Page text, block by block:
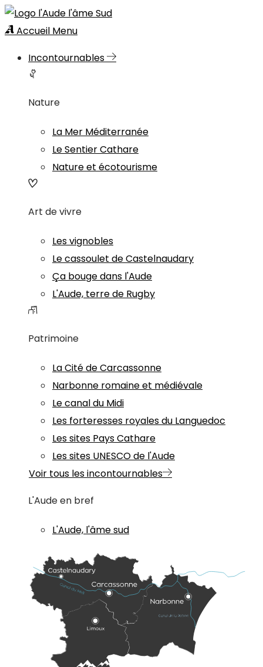
Accueil Menu
Incontournables
Nature
La Mer Méditerranée
Le Sentier Cathare
Nature et écotourisme
Art de vivre
Les vignobles
Le cassoulet de Castelnaudary
Ça bouge dans l'Aude
L'Aude, terre de Rugby
Patrimoine
La Cité de Carcassonne
Narbonne romaine et médiévale
Le canal du Midi
Les forteresses royales du Languedoc
Les sites Pays Cathare
Les sites UNESCO de l'Aude
Voir tous les incontournables
L'Aude en bref
L'Aude, l'âme sud